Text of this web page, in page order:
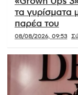
τα γυρίσματα
παρέα του
08/08/2026, 09:53